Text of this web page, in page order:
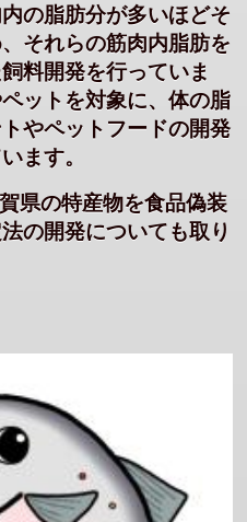
の脂肪分が多いほどそ
それらの筋肉内脂肪を
料開発を行っていま
ットを対象に、体の脂
やペットフードの開発
ます。
県の特産物を食品偽装
の開発についても取り